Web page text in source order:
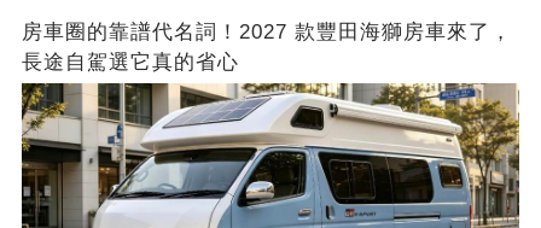
房車圈的靠譜代名詞！2027 款豐田海獅房車來了，
長途自駕選它真的省心